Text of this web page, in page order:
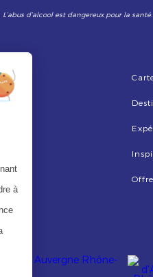
L’abus d’alcool est dangereux pour la
Image